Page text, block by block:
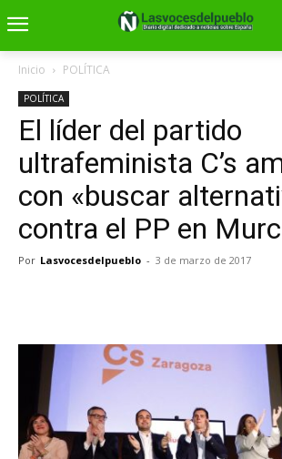
Inicio POLÍTICA
POLÍTICA
El líder del partido
ultrafeminista C’s
con «buscar
contra el PP en
Por Lasvocesdelpueblo - 3 de marzo de 2017